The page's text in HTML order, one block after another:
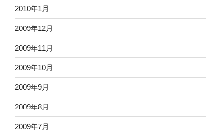
2010年1月
2009年12月
2009年11月
2009年10月
2009年9月
2009年8月
2009年7月